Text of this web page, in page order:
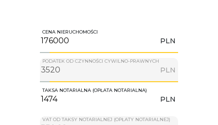
CENA NIERUCHOMOŚCI
PLN
PODATEK OD CZYNNOŚCI CYWILNO-PRAWNYCH
PLN
TAKSA NOTARIALNA (OPŁATA NOTARIALNA)
PLN
VAT OD TAKSY NOTARIALNEJ (OPŁATY NOTARIALNEJ)